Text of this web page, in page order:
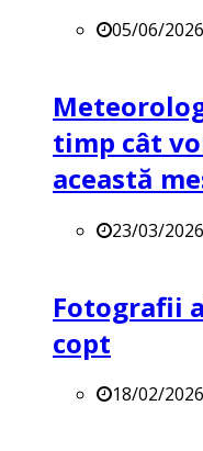
05/06/2026
timp cât
această
23/03/2026
Fotografii
copt
18/02/2026